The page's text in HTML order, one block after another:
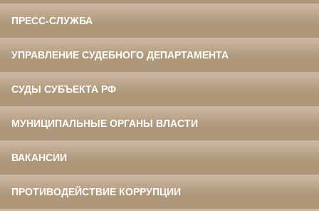
ПРЕСС-СЛУЖБА
УПРАВЛЕНИЕ СУДЕБНОГО ДЕПАРТАМЕНТА
СУДЫ СУБЪЕКТА РФ
МУНИЦИПАЛЬНЫЕ ОРГАНЫ ВЛАСТИ
ВАКАНСИИ
ПРОТИВОДЕЙСТВИЕ КОРРУПЦИИ